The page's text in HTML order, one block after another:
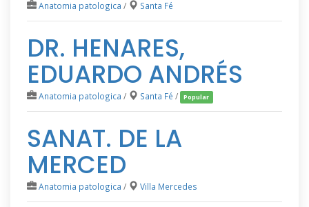
Anatomia patologica / Santa Fé
DR. HENARES,
EDUARDO ANDRÉS
Anatomia patologica / Santa Fé / Popular
SANAT. DE LA
MERCED
Anatomia patologica / Villa Mercedes